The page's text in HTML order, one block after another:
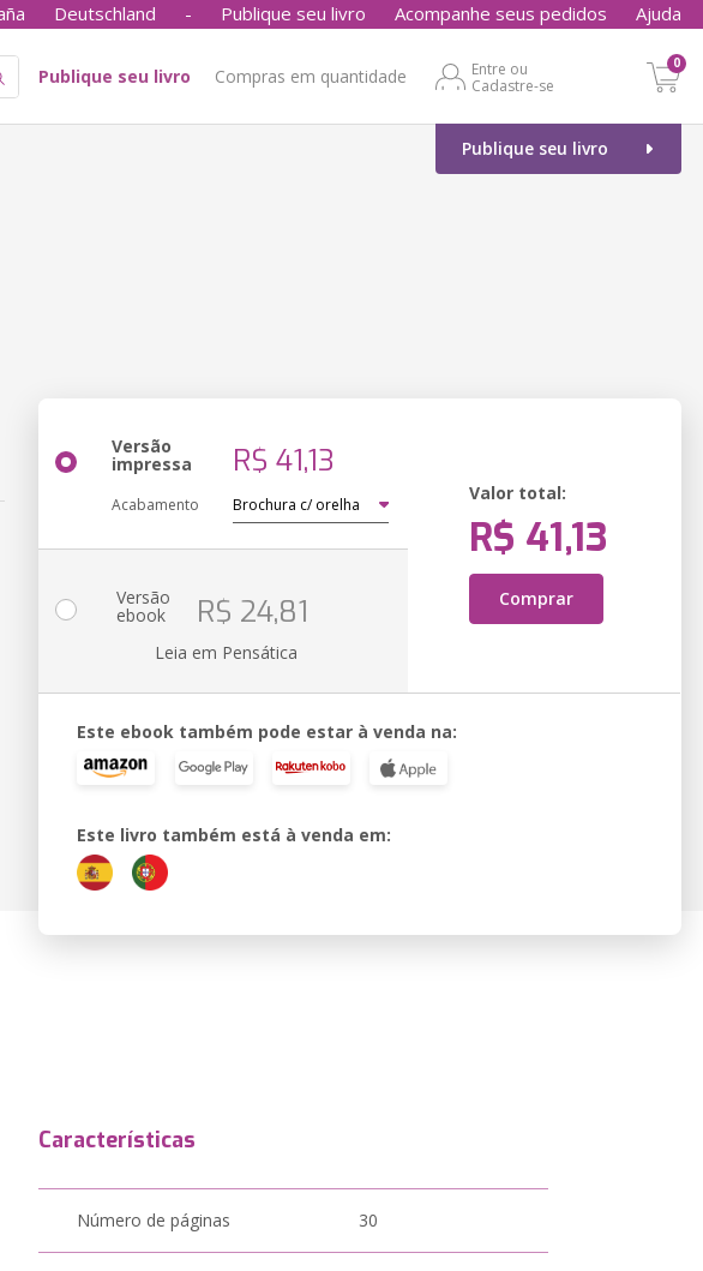
Deutschland - Publique seu livro Acompanhe seus pedidos Ajuda
Publique seu livro Compras em quantidade
Entre ou
Cadastre-se
0
Publique seu livro
Versão
impressa R$ 41,13
Acabamento
Valor total:
R$ 41,13
Comprar
Versão
ebook R$ 24,81
Leia em Pensática
Este ebook também pode estar à venda na:
Este livro também está à venda em:
Características
Número de páginas 30